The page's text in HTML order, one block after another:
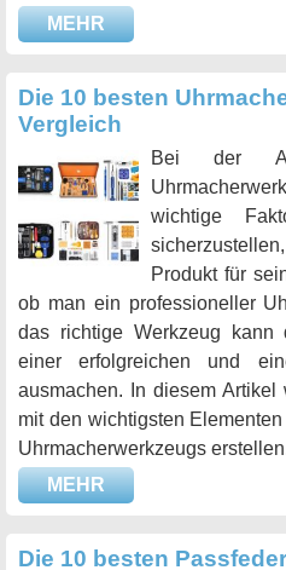
MEHR
Die 10 besten
Vergleich
Bei der
wichtige
Produkt für
ob man ein professioneller
das richtige Werkzeug kann
einer erfolgreichen und
ausmachen. In diesem
mit den wichtigsten
Uhrmacherwerkzeugs
MEHR
Die 10 besten